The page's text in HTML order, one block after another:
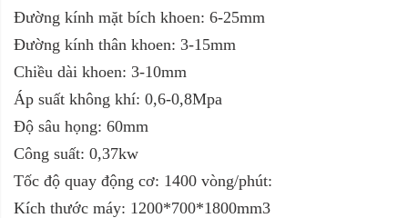
Đường kính mặt bích khoen: 6-25mm
Đường kính thân khoen: 3-15mm
Chiều dài khoen: 3-10mm
Áp suất không khí: 0,6-0,8Mpa
Độ sâu họng: 60mm
Công suất: 0,37kw
Tốc độ quay động cơ: 1400 vòng/phút:
Kích thước máy: 1200*700*1800mm3